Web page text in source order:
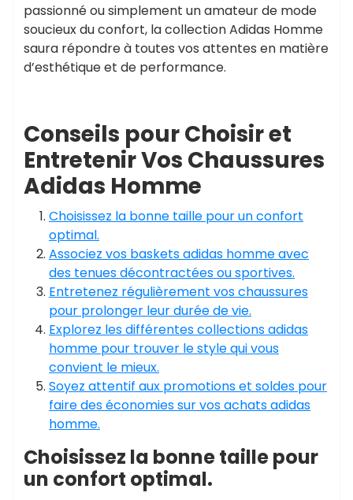
passionné ou simplement un amateur de mode
soucieux du confort, la collection Adidas Homme
saura répondre à toutes vos attentes en matière
d’esthétique et de performance.
Conseils pour Choisir et
Entretenir Vos Chaussures
Adidas Homme
Choisissez la bonne taille pour un confort
optimal.
Associez vos baskets adidas homme avec
des tenues décontractées ou sportives.
Entretenez régulièrement vos chaussures
pour prolonger leur durée de vie.
Explorez les différentes collections adidas
homme pour trouver le style qui vous
convient le mieux.
Soyez attentif aux promotions et soldes pour
faire des économies sur vos achats adidas
homme.
Choisissez la bonne taille pour
un confort optimal.